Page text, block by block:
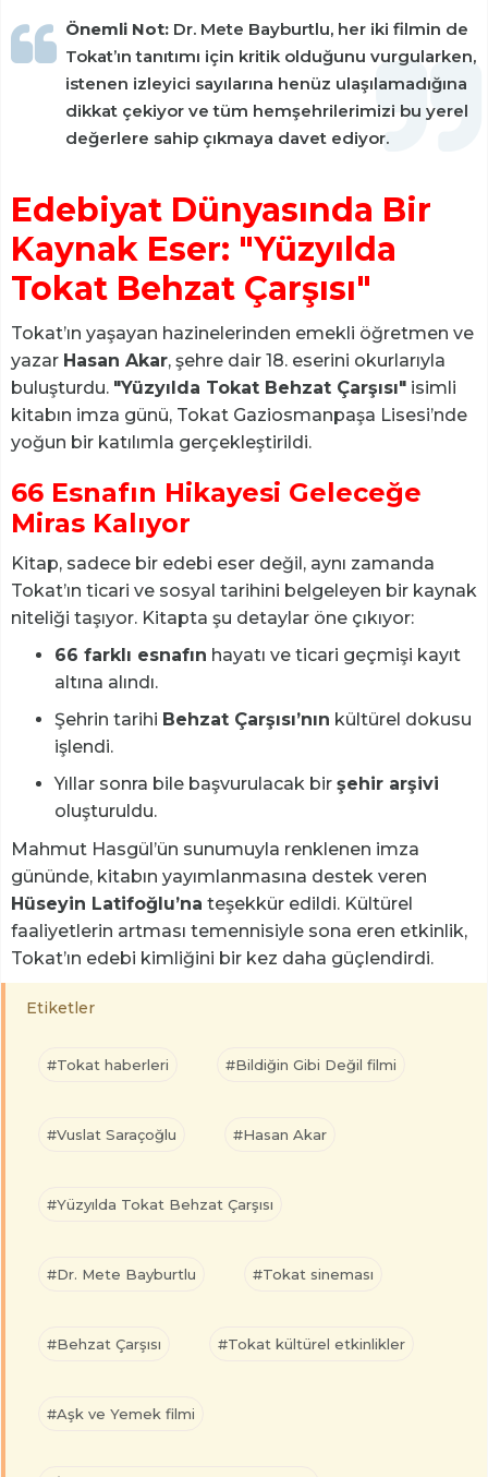
Önemli Not: Dr. Mete Bayburtlu, her iki filmin de
Tokat’ın tanıtımı için kritik olduğunu vurgularken,
istenen izleyici sayılarına henüz ulaşılamadığına
dikkat çekiyor ve tüm hemşehrilerimizi bu yerel
değerlere sahip çıkmaya davet ediyor.
Edebiyat Dünyasında Bir
Kaynak Eser: "Yüzyılda
Tokat Behzat Çarşısı"
Tokat’ın yaşayan hazinelerinden emekli öğretmen ve
yazar Hasan Akar, şehre dair 18. eserini okurlarıyla
buluşturdu. "Yüzyılda Tokat Behzat Çarşısı" isimli
kitabın imza günü, Tokat Gaziosmanpaşa Lisesi’nde
yoğun bir katılımla gerçekleştirildi.
66 Esnafın Hikayesi Geleceğe
Miras Kalıyor
Kitap, sadece bir edebi eser değil, aynı zamanda
Tokat’ın ticari ve sosyal tarihini belgeleyen bir kaynak
niteliği taşıyor. Kitapta şu detaylar öne çıkıyor:
66 farklı esnafın hayatı ve ticari geçmişi kayıt
altına alındı.
Şehrin tarihi Behzat Çarşısı’nın kültürel dokusu
işlendi.
Yıllar sonra bile başvurulacak bir şehir arşivi
oluşturuldu.
Mahmut Hasgül’ün sunumuyla renklenen imza
gününde, kitabın yayımlanmasına destek veren
Hüseyin Latifoğlu’na teşekkür edildi. Kültürel
faaliyetlerin artması temennisiyle sona eren etkinlik,
Tokat’ın edebi kimliğini bir kez daha güçlendirdi.
Etiketler
#Tokat haberleri #Bildiğin Gibi Değil filmi
#Vuslat Saraçoğlu #Hasan Akar
#Yüzyılda Tokat Behzat Çarşısı
#Dr. Mete Bayburtlu #Tokat sineması
#Behzat Çarşısı #Tokat kültürel etkinlikler
#Aşk ve Yemek filmi